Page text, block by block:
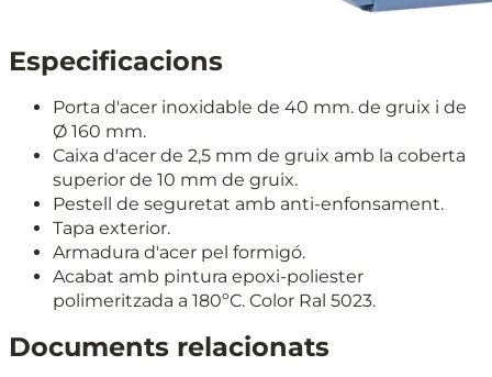
Especificacions
Porta d'acer inoxidable de 40 mm. de gruix i de
Ø 160 mm.
Caixa d'acer de 2,5 mm de gruix amb la coberta
superior de 10 mm de gruix.
Pestell de seguretat amb anti-enfonsament.
Tapa exterior.
Armadura d'acer pel formigó.
Acabat amb pintura epoxi-poliester
polimeritzada a 180ºC. Color Ral 5023.
Documents relacionats